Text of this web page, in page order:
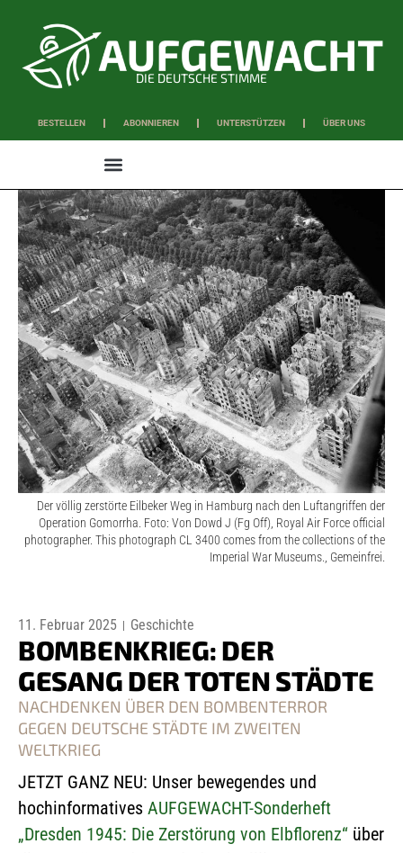
DIE DEUTSCHE STIMME
BESTELLEN ABONNIEREN UNTERSTÜTZEN ÜBER UNS
Der völlig zerstörte Eilbeker Weg in Hamburg nach den Luftangriffen der
Operation Gomorrha. Foto: Von Dowd J (Fg Off), Royal Air Force official
photographer. This photograph CL 3400 comes from the collections of the
Imperial War Museums., Gemeinfrei.
11. Februar 2025 Geschichte
BOMBENKRIEG: DER
GESANG DER TOTEN STÄDTE
NACHDENKEN ÜBER DEN BOMBENTERROR
GEGEN DEUTSCHE STÄDTE IM ZWEITEN
WELTKRIEG
JETZT GANZ NEU: Unser bewegendes und
hochinformatives AUFGEWACHT-Sonderheft
„Dresden 1945: Die Zerstörung von Elbflorenz“ über